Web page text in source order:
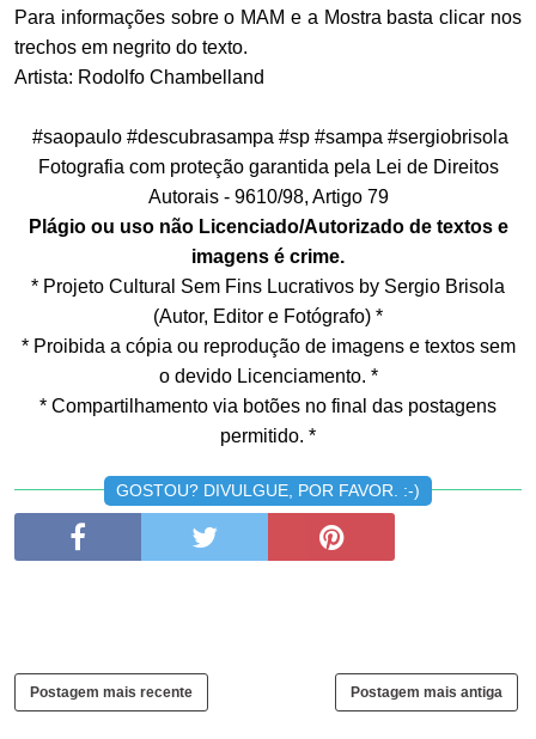
Para informações sobre o MAM e a Mostra basta clicar nos
trechos em negrito do texto.
Artista: Rodolfo Chambelland
#saopaulo #descubrasampa #sp #sampa #sergiobrisola
Fotografia com proteção garantida pela Lei de Direitos
Autorais - 9610/98, Artigo 79
Plágio ou uso não Licenciado/Autorizado de textos e
imagens é crime.
* Projeto Cultural Sem Fins Lucrativos by Sergio Brisola
(Autor, Editor e Fotógrafo) *
* Proibida a cópia ou reprodução de imagens e textos sem
o devido Licenciamento. *
* Compartilhamento via botões no final das postagens
permitido. *
GOSTOU? DIVULGUE, POR FAVOR. :-)
Postagem mais recente Postagem mais antiga